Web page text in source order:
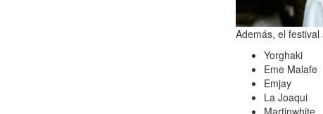
Además, el
Yorghaki
Eme Malafe
Emjay
La Joaqui